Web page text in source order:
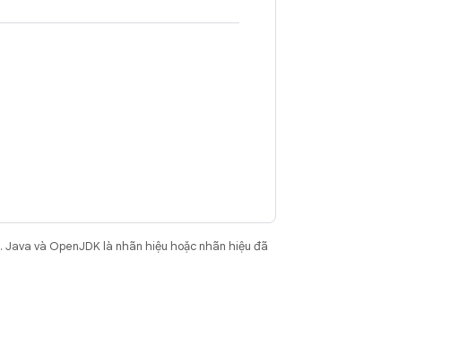
. Java và OpenJDK là nhãn hiệu hoặc nhãn hiệu đã